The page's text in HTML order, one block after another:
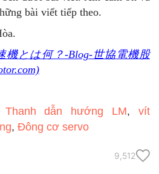
bài viết tiếp theo.
機とは何？-Blog-世協電機股
Thanh dẫn hướng LM, vít
, Đông cơ servo
9,512